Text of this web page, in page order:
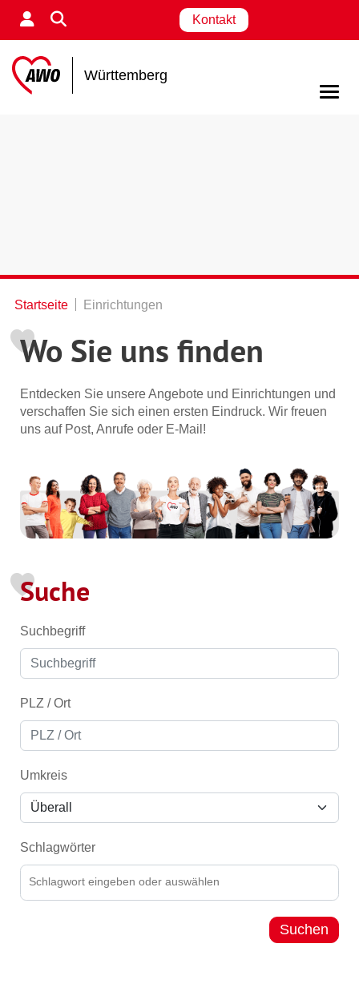
Kontakt
Württemberg
Startseite Einrichtungen
Wo Sie uns finden
Entdecken Sie unsere Angebote und Einrichtungen und
verschaffen Sie sich einen ersten Eindruck. Wir freuen
uns auf Post, Anrufe oder E-Mail!
Suche
Suchbegriff
PLZ / Ort
Umkreis
Schlagwörter
Suchen